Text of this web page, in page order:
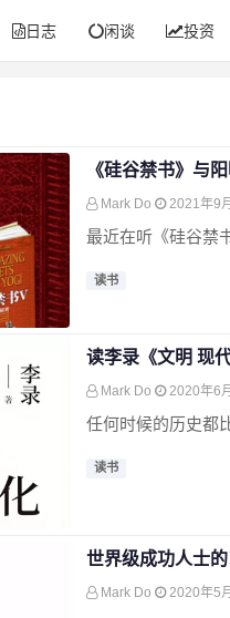
日志 闲谈 投资
《硅谷禁书》与
Mark Do 2021年9
最近在听《硅谷禁
读书
读李录《文明 现
Mark Do 2020年6
任何时候的历史都
读书
世界级成功人士
Mark Do 2020年5